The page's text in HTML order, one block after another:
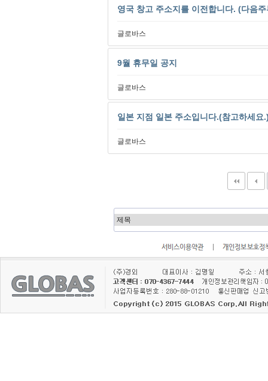
영국 창고 주소지를 이전합니다. (다음
글로바스
9월 휴무일 공지
글로바스
일본 지점 일본 주소입니다.(참고하세요
글로바스